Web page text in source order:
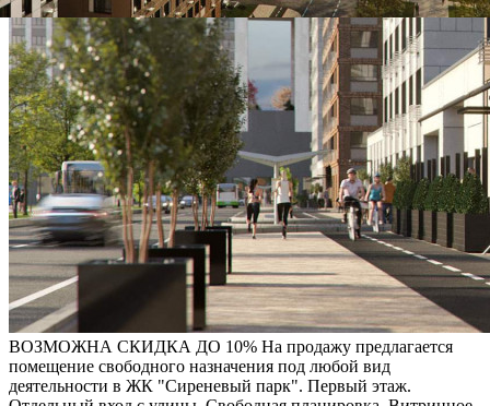
ВОЗМОЖНА СКИДКА ДО 10% На продажу предлагается
помещение свободного назначения под любой вид
деятельности в ЖК "Сиреневый парк". Первый этаж.